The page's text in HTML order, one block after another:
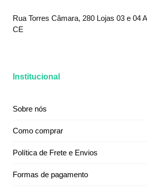
Rua Torres Câmara, 280 Lojas 03 e 04
CE
Institucional
Sobre nós
Como comprar
Política de Frete e Envios
Formas de pagamento